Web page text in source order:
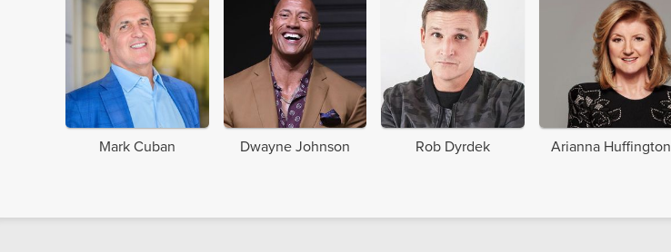
Mark Cuban Dwayne Johnson Rob Dyrdek Arianna Huffington